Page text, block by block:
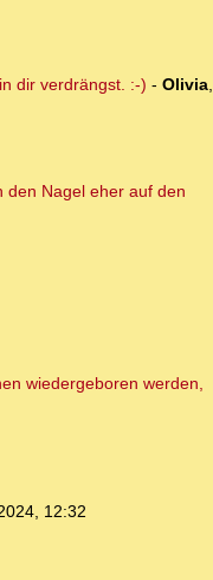
dir verdrängst. :-) - Olivia,
den Nagel eher auf den
wiedergeboren werden,
12:32